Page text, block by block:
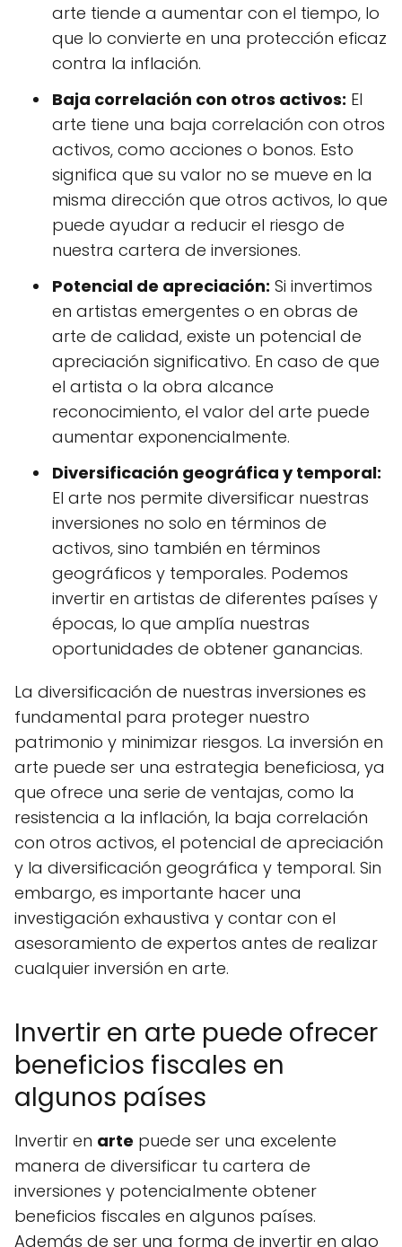
arte tiende a aumentar con el tiempo, lo
que lo convierte en una protección eficaz
contra la inflación.
Baja correlación con otros activos: El
arte tiene una baja correlación con otros
activos, como acciones o bonos. Esto
significa que su valor no se mueve en la
misma dirección que otros activos, lo que
puede ayudar a reducir el riesgo de
nuestra cartera de inversiones.
Potencial de apreciación: Si invertimos
en artistas emergentes o en obras de
arte de calidad, existe un potencial de
apreciación significativo. En caso de que
el artista o la obra alcance
reconocimiento, el valor del arte puede
aumentar exponencialmente.
Diversificación geográfica y temporal:
El arte nos permite diversificar nuestras
inversiones no solo en términos de
activos, sino también en términos
geográficos y temporales. Podemos
invertir en artistas de diferentes países y
épocas, lo que amplía nuestras
oportunidades de obtener ganancias.
La diversificación de nuestras inversiones es
fundamental para proteger nuestro
patrimonio y minimizar riesgos. La inversión en
arte puede ser una estrategia beneficiosa, ya
que ofrece una serie de ventajas, como la
resistencia a la inflación, la baja correlación
con otros activos, el potencial de apreciación
y la diversificación geográfica y temporal. Sin
embargo, es importante hacer una
investigación exhaustiva y contar con el
asesoramiento de expertos antes de realizar
cualquier inversión en arte.
Invertir en arte puede ofrecer
beneficios fiscales en
algunos países
Invertir en arte puede ser una excelente
manera de diversificar tu cartera de
inversiones y potencialmente obtener
beneficios fiscales en algunos países.
Además de ser una forma de invertir en algo